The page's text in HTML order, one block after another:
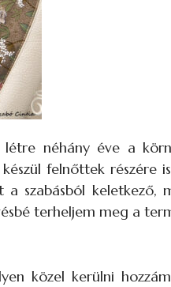
néhány éve a
felnőttek részére
szabásból keletkező,
terheljem meg a
közel kerülni